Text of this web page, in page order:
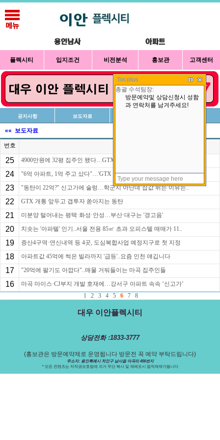
플렉시티 입지조건 비전분석 홍보관 고객센터
공지사항 보도자료
«« 보도자료
번호
25 4900만원에 32평 집주인 됐다…GTX 앞둔 이곳 갭투자 봇물
24 "6억 아파트, 1억 주고 샀다"…'GTX 호재' 갭투자 쏟..
23 "동탄이 22억?" 신고가에 술렁…학군지 아닌데 집값 뛰는 이유는..
22 GTX 개통 앞두고 갭투자 쏟아지는 동탄
21 미분양 털어내는 평택·화성·안성…부산·대구는 '경고음'
20 치솟는 '아파텔' 인기..서울 전용 85㎡ 초과 오피스텔 매매가 11..
19 증산4구역·연신내역 등 4곳, 도심복합사업 예정지구로 첫 지정
18 아파트값 45억에 썩은 빌라까지 '급등'..요즘 인천 얘깁니다
17 "20억에 팔기도 아깝다"..매물 거둬들이는 마곡 집주인들
16
마곡 마이스·CJ부지 개발 호재에…강서구 아파트 속속 ‘신고가’
1
2 3 4 5 6 7 8
대우 이안플렉시티
상담전화 :1833-3777
(홍보관은 방문예약제로 운영됩니다 방문전 꼭 예약 부탁드립니다)
주소지: 용인특례시 처인구 남사읍 아곡리 456번지
* 모든 컨텐츠는 저작권보호법에 의거 무단 복사 및 재배포시 법적제제가됩니다
Tocplus